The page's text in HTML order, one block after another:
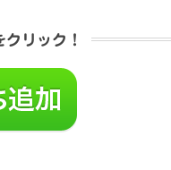
リック！